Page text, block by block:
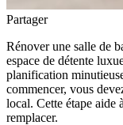
Partager
Rénover une salle de
espace de détente
planification
commencer, vous
local. Cette étape aide
remplacer.